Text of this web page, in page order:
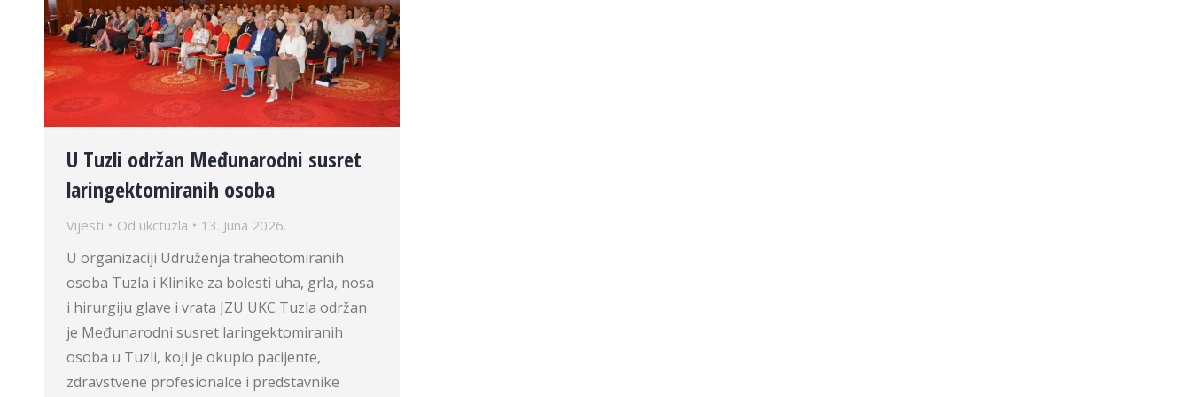
U Tuzli održan Međunarodni susret
laringektomiranih osoba
Vijesti Od ukctuzla 13. Juna 2026.
U organizaciji Udruženja traheotomiranih
osoba Tuzla i Klinike za bolesti uha, grla, nosa
i hirurgiju glave i vrata JZU UKC Tuzla održan
je Međunarodni susret laringektomiranih
osoba u Tuzli, koji je okupio pacijente,
zdravstvene profesionalce i predstavnike